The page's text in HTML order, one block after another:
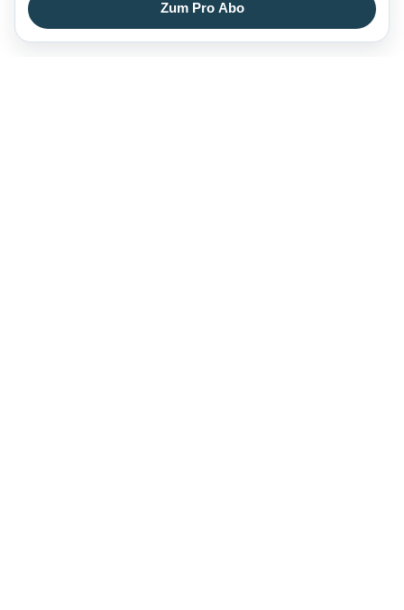
Zum Pro Abo